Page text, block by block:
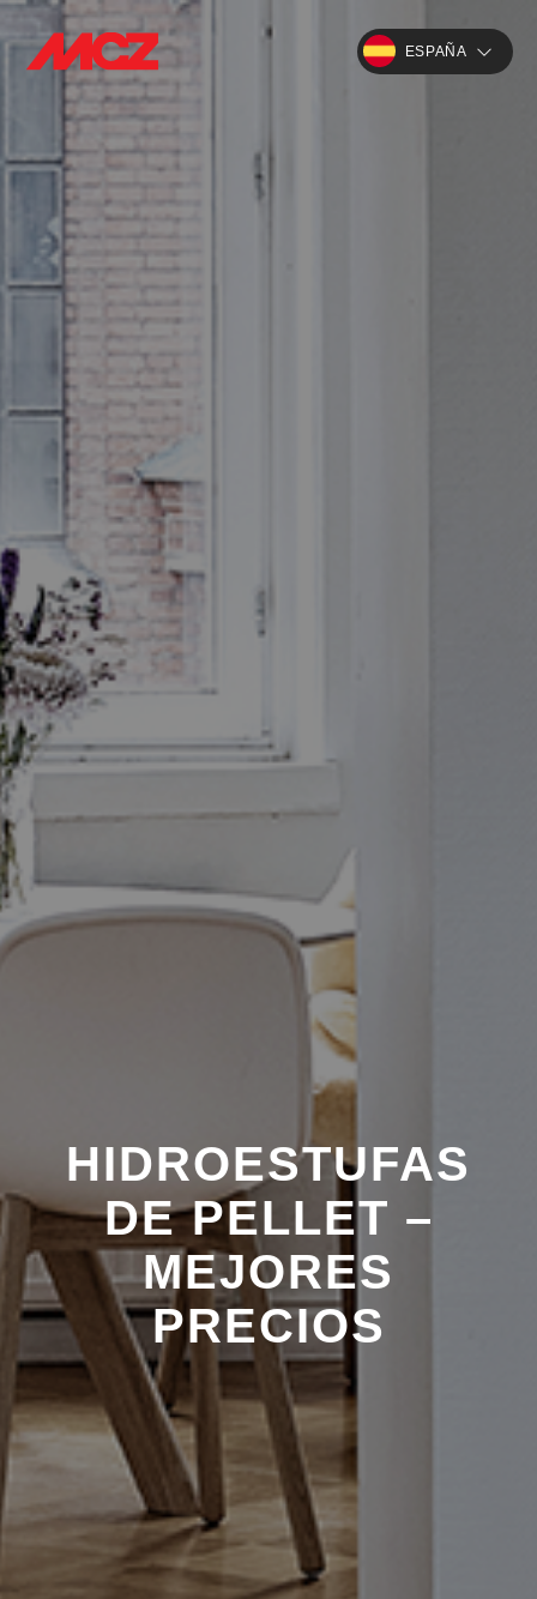
ESPAÑA
HIDROESTUFAS
DE PELLET –
MEJORES
PRECIOS